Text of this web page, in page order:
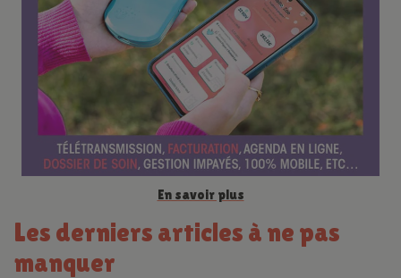
n
c
e
En savoir plus
Les derniers articles à ne pas
manquer